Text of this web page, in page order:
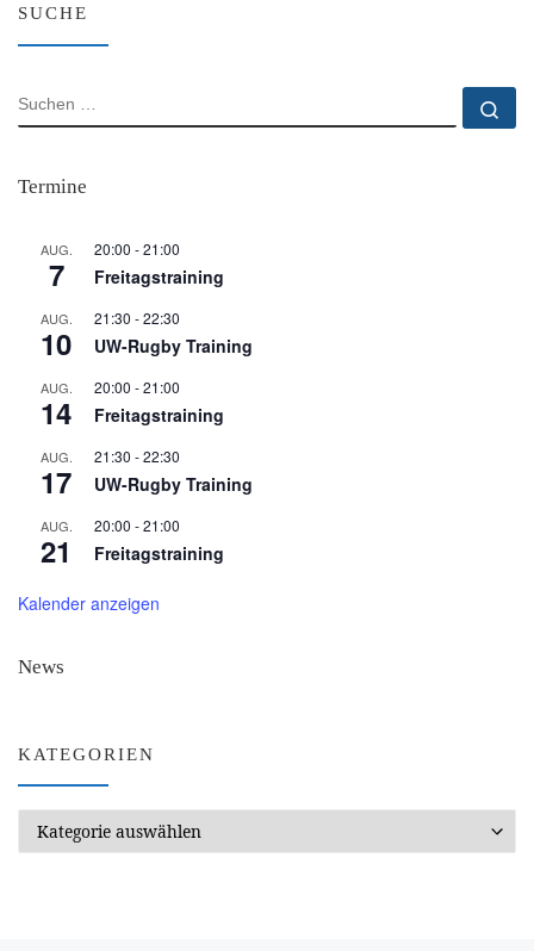
SUCHE
SUCHE
Termine
AUG.
7
20:00 -21:00
Freitagstraining
AUG.
10
21:30 -22:30
UW-Rugby Training
AUG.
14
20:00 -21:00
Freitagstraining
AUG.
17
21:30 -22:30
UW-Rugby Training
AUG.
21
20:00 -21:00
Freitagstraining
Kalender anzeigen
News
KATEGORIEN